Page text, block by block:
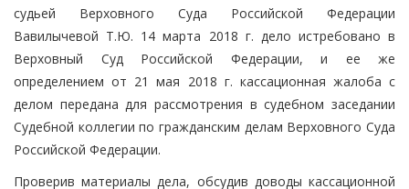
судьей Верховного Суда Российской Федерации
Вавилычевой Т.Ю. 14 марта 2018 г. дело истребовано в
Верховный Суд Российской Федерации, и ее же
определением от 21 мая 2018 г. кассационная жалоба с
делом передана для рассмотрения в судебном заседании
Судебной коллегии по гражданским делам Верховного Суда
Российской Федерации.
Проверив материалы дела, обсудив доводы кассационной